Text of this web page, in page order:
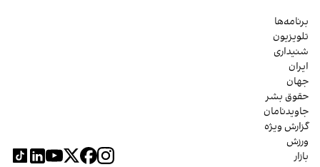
برنامه‌ها
تلویزیون
شنیداری
ایران
جهان
حقوق بشر
جاویدنامان
گزارش ویژه
ورزش
بازار